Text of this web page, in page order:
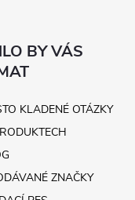
BY VÁS
KLADENÉ OTÁZKY
ZNAČKY